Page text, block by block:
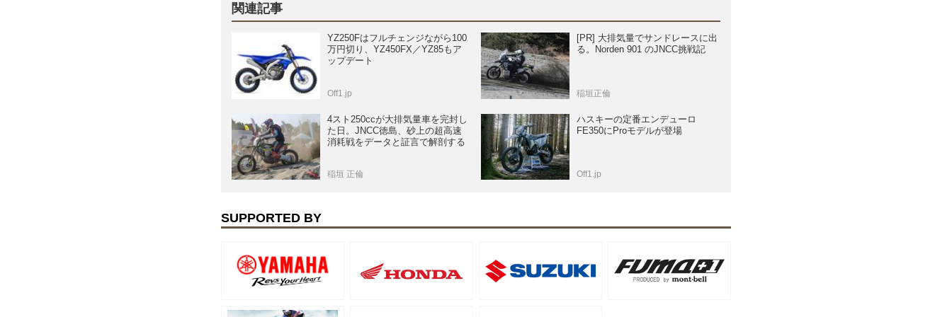
関連記事
YZ250Fはフルチェンジながら100
万円切り、YZ450FX／YZ85もア
ップデート
Off1.jp
[PR] 大排気量でサンドレースに出
る。Norden 901 のJNCC挑戦記
稲垣正倫
4スト250ccが大排気量車を完封し
た日。JNCC徳島、砂上の超高速
消耗戦をデータと証言で解剖する
稲垣 正倫
ハスキーの定番エンデューロ
FE350にProモデルが登場
Off1.jp
SUPPORTED BY